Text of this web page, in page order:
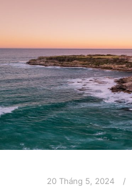
20 Tháng 5, 2024